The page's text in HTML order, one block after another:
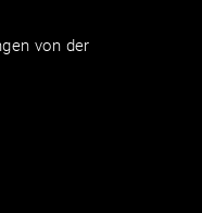
von der